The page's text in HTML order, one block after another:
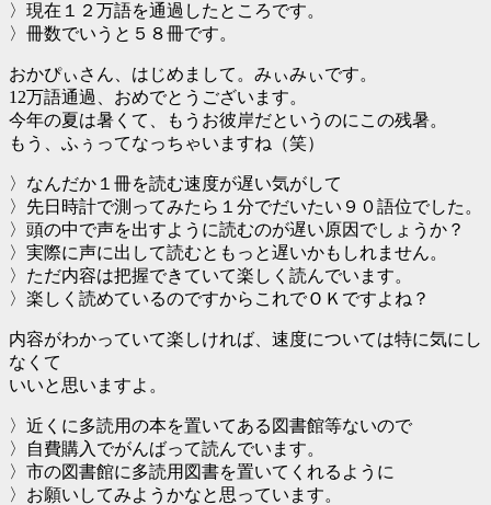
〉現在１２万語を通過したところです。
〉冊数でいうと５８冊です。
おかぴぃさん、はじめまして。みぃみぃです。
12万語通過、おめでとうございます。
今年の夏は暑くて、もうお彼岸だというのにこの残暑。
もう、ふぅってなっちゃいますね（笑）
〉なんだか１冊を読む速度が遅い気がして
〉先日時計で測ってみたら１分でだいたい９０語位でした。
〉頭の中で声を出すように読むのが遅い原因でしょうか？
〉実際に声に出して読むともっと遅いかもしれません。
〉ただ内容は把握できていて楽しく読んでいます。
〉楽しく読めているのですからこれでＯＫですよね？
内容がわかっていて楽しければ、速度については特に気にし
なくて
いいと思いますよ。
〉近くに多読用の本を置いてある図書館等ないので
〉自費購入でがんばって読んでいます。
〉市の図書館に多読用図書を置いてくれるように
〉お願いしてみようかなと思っています。